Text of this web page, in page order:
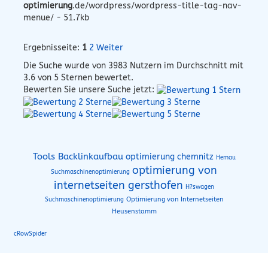
optimierung.de/wordpress/wordpress-title-tag-nav-
menue/ - 51.7kb
Ergebnisseite: 1 2 Weiter
Die Suche wurde von 3983 Nutzern im Durchschnitt mit
3.6 von 5 Sternen bewertet.
Bewerten Sie unsere Suche jetzt:
Tools Backlinkaufbau optimierung chemnitz Hemau
Suchmaschinenoptimierung optimierung von
internetseiten gersthofen H?swagen
Suchmaschinenoptimierung Optimierung von Internetseiten
Heusenstamm
cRowSpider